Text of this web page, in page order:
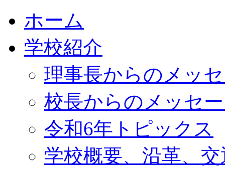
ホーム
学校紹介
理事長からのメッ
校長からのメッセ
令和6年トピックス
学校概要、沿革、